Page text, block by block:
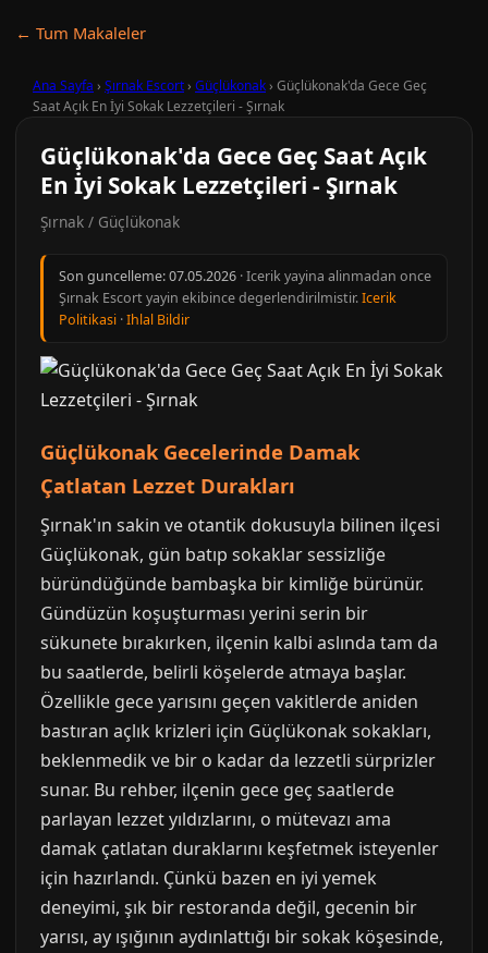
← Tum Makaleler
Ana Sayfa › Şırnak Escort› Güçlükonak› Güçlükonak'da Gece Geç
Saat Açık En İyi Sokak Lezzetçileri - Şırnak
Güçlükonak'da Gece Geç Saat Açık
En İyi Sokak Lezzetçileri - Şırnak
Şırnak / Güçlükonak
Son guncelleme:07.05.2026 · Icerik yayina alinmadan once
Şırnak Escort yayin ekibince degerlendirilmistir.Icerik
Politikasi ·Ihlal Bildir
Güçlükonak Gecelerinde Damak
Çatlatan Lezzet Durakları
Şırnak'ın sakin ve otantik dokusuyla bilinen ilçesi
Güçlükonak, gün batıp sokaklar sessizliğe
büründüğünde bambaşka bir kimliğe bürünür.
Gündüzün koşuşturması yerini serin bir
sükunete bırakırken, ilçenin kalbi aslında tam da
bu saatlerde, belirli köşelerde atmaya başlar.
Özellikle gece yarısını geçen vakitlerde aniden
bastıran açlık krizleri için Güçlükonak sokakları,
beklenmedik ve bir o kadar da lezzetli sürprizler
sunar. Bu rehber, ilçenin gece geç saatlerde
parlayan lezzet yıldızlarını, o mütevazı ama
damak çatlatan duraklarını keşfetmek isteyenler
için hazırlandı. Çünkü bazen en iyi yemek
deneyimi, şık bir restoranda değil, gecenin bir
yarısı, ay ışığının aydınlattığı bir sokak köşesinde,